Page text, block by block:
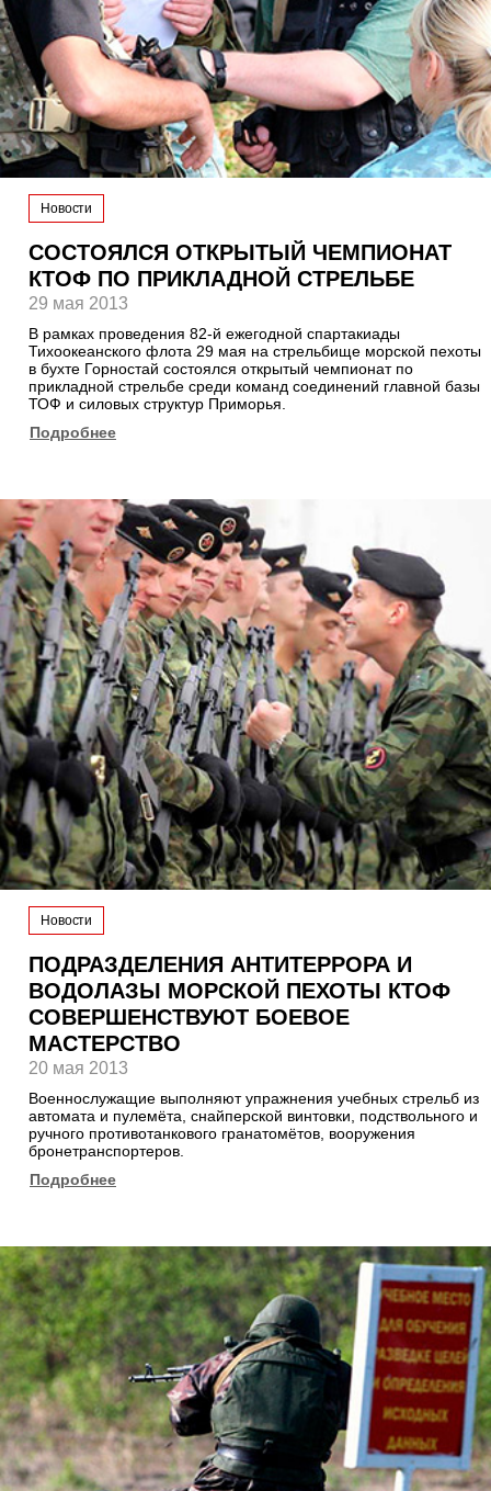
Новости
СОСТОЯЛСЯ ОТКРЫТЫЙ ЧЕМПИОНАТ
КТОФ ПО ПРИКЛАДНОЙ СТРЕЛЬБЕ
29 мая 2013
В рамках проведения 82-й ежегодной спартакиады
Тихоокеанского флота 29 мая на стрельбище морской пехоты
в бухте Горностай состоялся открытый чемпионат по
прикладной стрельбе среди команд соединений главной базы
ТОФ и силовых структур Приморья.
Подробнее
Новости
ПОДРАЗДЕЛЕНИЯ АНТИТЕРРОРА И
ВОДОЛАЗЫ МОРСКОЙ ПЕХОТЫ КТОФ
СОВЕРШЕНСТВУЮТ БОЕВОЕ
МАСТЕРСТВО
20 мая 2013
Военнослужащие выполняют упражнения учебных стрельб из
автомата и пулемёта, снайперской винтовки, подствольного и
ручного противотанкового гранатомётов, вооружения
бронетранспортеров.
Подробнее